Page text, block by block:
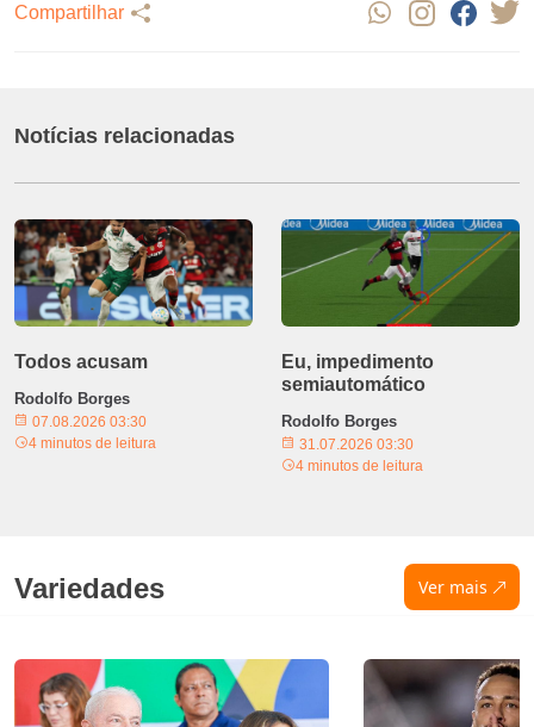
Compartilhar
Notícias relacionadas
Todos acusam
Rodolfo Borges
07.08.2026 03:30
4 minutos de leitura
Eu, impedimento
semiautomático
Rodolfo Borges
31.07.2026 03:30
4 minutos de leitura
Variedades Ver mais